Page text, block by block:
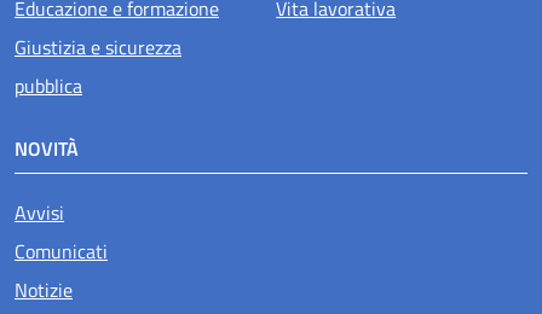
Educazione e formazione
Giustizia e sicurezza
pubblica
Vita lavorativa
NOVITÀ
Avvisi
Comunicati
Notizie